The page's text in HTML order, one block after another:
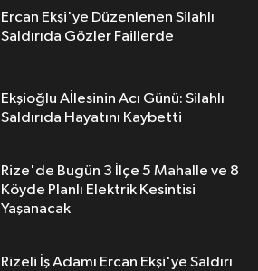
Ercan Ekşi'ye Düzenlenen Silahlı
Saldırıda Gözler Faillerde
Ekşioğlu Aİlesinin Acı Günü: Silahlı
Saldırıda Hayatını Kaybetti
Rize'de Bugün 3 İlçe 5 Mahalle ve 8
Köyde Planlı Elektrik Kesintisi
Yaşanacak
Rizeli İş Adamı Ercan Ekşi'ye Saldırı